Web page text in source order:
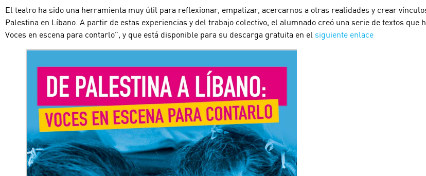
El teatro ha sido una herramienta muy útil para reflexionar, empatizar, acercarnos a otras realidades y crear
Palestina en Líbano. A partir de estas experiencias y del trabajo colectivo, el alumnado creó una serie de textos que
Voces en escena para contarlo”, y que está disponible para su descarga gratuita en el siguiente enlace